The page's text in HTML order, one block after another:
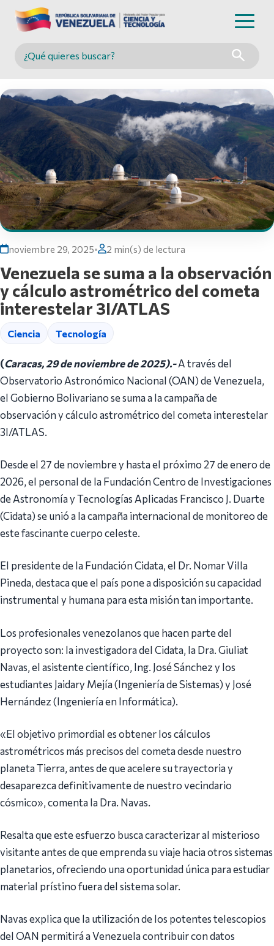
Buscar en MINCYT
noviembre 29, 2025• 2 min(s) de lectura
Venezuela se suma a la observación
y cálculo astrométrico del cometa
interestelar 3I/ATLAS
Ciencia Tecnología
(Caracas, 29 de noviembre de 2025).-A través del
Observatorio Astronómico Nacional (OAN) de Venezuela,
el Gobierno Bolivariano se suma a la campaña de
observación y cálculo astrométrico del cometa interestelar
3I/ATLAS.
Desde el 27 de noviembre y hasta el próximo 27 de enero de
2026, el personal de la Fundación Centro de Investigaciones
de Astronomía y Tecnologías Aplicadas Francisco J. Duarte
(Cidata) se unió a la campaña internacional de monitoreo de
este fascinante cuerpo celeste.
El presidente de la Fundación Cidata, el Dr. Nomar Villa
Pineda, destaca que el país pone a disposición su capacidad
instrumental y humana para esta misión tan importante.
Los profesionales venezolanos que hacen parte del
proyecto son: la investigadora del Cidata, la Dra. Giuliat
Navas, el asistente científico, Ing. José Sánchez y los
estudiantes Jaidary Mejía (Ingeniería de Sistemas) y José
Hernández (Ingeniería en Informática).
«El objetivo primordial es obtener los cálculos
astrométricos más precisos del cometa desde nuestro
planeta Tierra, antes de que acelere su trayectoria y
desaparezca definitivamente de nuestro vecindario
cósmico», comenta la Dra. Navas.
Resalta que este esfuerzo busca caracterizar al misterioso
visitante antes de que emprenda su viaje hacia otros sistemas
planetarios, ofreciendo una oportunidad única para estudiar
material prístino fuera del sistema solar.
Navas explica que la utilización de los potentes telescopios
del OAN permitirá a Venezuela contribuir con datos